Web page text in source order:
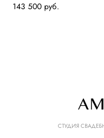
143 500 pуб.
СТУДИЯ